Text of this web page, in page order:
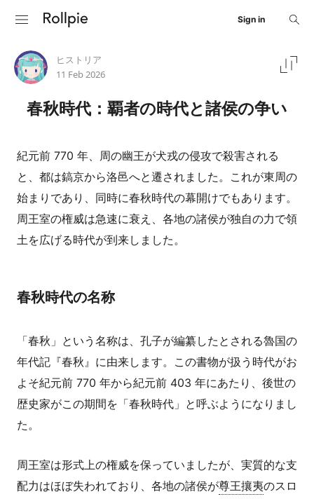
Sign in
ヒストリア
11 Feb 2026
春秋時代：覇者の時代と諸侯の争い
紀元前 770 年、周の幽王が犬戎の侵攻で殺害される
と、都は鎬京から洛邑へと遷されました。これが東周の
始まりであり、同時に春秋時代の幕開けでもあります。
周王室の権威は急速に衰え、各地の諸侯が独自の力で領
土を広げる時代が到来しました。
春秋時代の名称
「春秋」という名称は、孔子が編纂したとされる魯国の
年代記『春秋』に由来します。この書物が扱う時代がお
よそ紀元前 770 年から紀元前 403 年にあたり、後世の
歴史家がこの期間を「春秋時代」と呼ぶようになりまし
た。
周王室は形式上の権威を保っていましたが、実質的な支
配力はほぼ失われており、各地の諸侯が尊王攘夷のスロ